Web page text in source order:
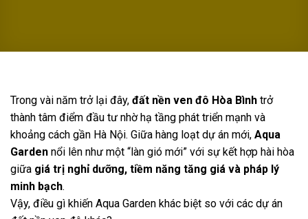
Trong vài năm trở lại đây, đất nền ven đô Hòa Bình trở
thành tâm điểm đầu tư nhờ hạ tầng phát triển mạnh và
khoảng cách gần Hà Nội. Giữa hàng loạt dự án mới, Aqua
Garden nổi lên như một “làn gió mới” với sự kết hợp hài hòa
giữa giá trị nghỉ dưỡng, tiềm năng tăng giá và pháp lý
minh bạch.
Vậy, điều gì khiến Aqua Garden khác biệt so với các dự án